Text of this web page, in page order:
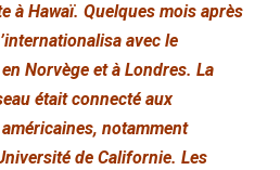
à Hawaï. Quelques mois après
avec le
Norvège et à Londres. La
était connecté aux
notamment
de Californie. Les